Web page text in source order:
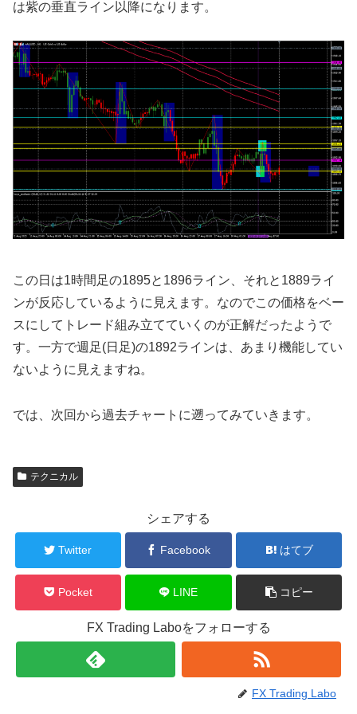
は紫の垂直ライン以降になります。
この日は1時間足の1895と1896ライン、それと1889ライ
ンが反応しているように見えます。なのでこの価格をベー
スにしてトレード組み立てていくのが正解だったようで
す。一方で週足(日足)の1892ラインは、あまり機能してい
ないように見えますね。
では、次回から過去チャートに遡ってみていきます。
テクニカル
シェアする
Twitter Facebook はてブ
Pocket LINE コピー
FX Trading Laboをフォローする
FX Trading Labo